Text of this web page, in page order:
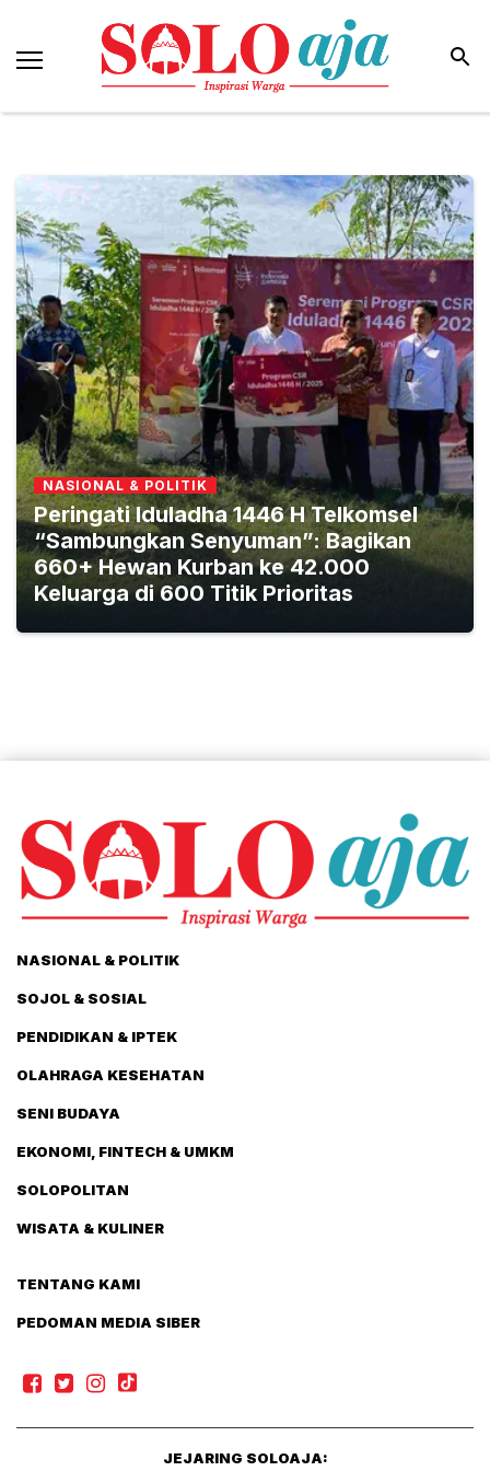
NASIONAL & POLITIK
Peringati Iduladha 1446 H Telkomsel
“Sambungkan Senyuman”: Bagikan
660+ Hewan Kurban ke 42.000
Keluarga di 600 Titik Prioritas
NASIONAL & POLITIK
SOJOL & SOSIAL
PENDIDIKAN & IPTEK
OLAHRAGA KESEHATAN
SENI BUDAYA
EKONOMI, FINTECH & UMKM
SOLOPOLITAN
WISATA & KULINER
TENTANG KAMI
PEDOMAN MEDIA SIBER
JEJARING SOLOAJA: